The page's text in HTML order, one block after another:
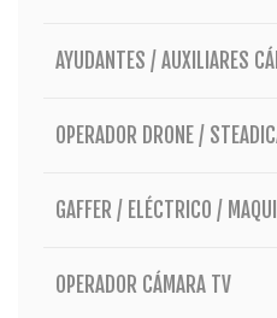
AYUDANTES / AUXILIARES
OPERADOR DRONE /
GAFFER / ELÉCTRICO /
OPERADOR CÁMARA TV